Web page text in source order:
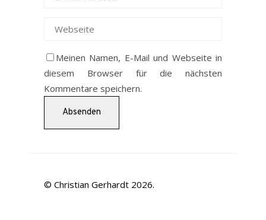
Meinen Namen, E-Mail und Webseite in
diesem Browser für die nächsten
Kommentare speichern.
© Christian Gerhardt 2026.